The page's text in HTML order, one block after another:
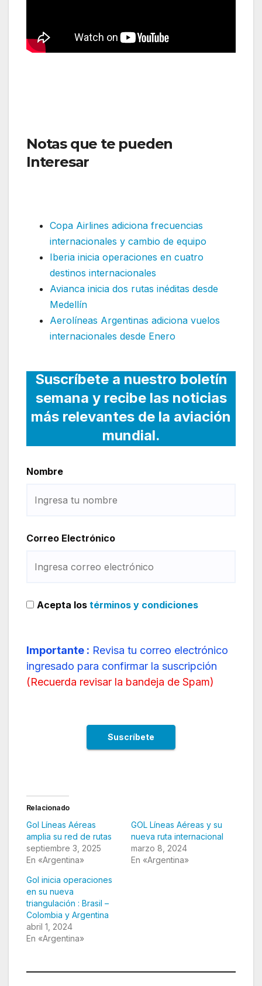
Notas que te pueden
Interesar
Copa Airlines adiciona frecuencias
internacionales y cambio de equipo
Iberia inicia operaciones en cuatro
destinos internacionales
Avianca inicia dos rutas inéditas desde
Medellín
Aerolíneas Argentinas adiciona vuelos
internacionales desde Enero
Suscríbete a nuestro boletín
semana y recibe las noticias
más relevantes de la aviación
mundial.
Nombre
Correo Electrónico
Acepta los términos y condiciones
Importante : Revisa tu correo electrónico
ingresado para confirmar la suscripción
(Recuerda revisar la bandeja de Spam)
Relacionado
Gol Líneas Aéreas
amplia su red de rutas
septiembre 3, 2025
En «Argentina»
GOL Líneas Aéreas y su
nueva ruta internacional
marzo 8, 2024
En «Argentina»
Gol inicia operaciones
en su nueva
triangulación : Brasil –
Colombia y Argentina
abril 1, 2024
En «Argentina»